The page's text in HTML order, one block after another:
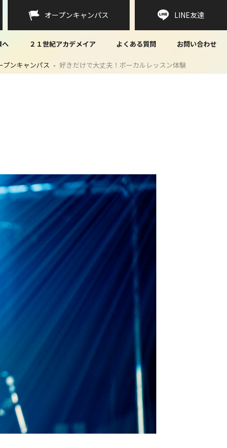
オープンキャンパス LINE友達
へ ２１世紀アカデメイア よくある質問 お問い合わせ
プンキャンパス 好きだけで大丈夫！ボーカルレッスン体験